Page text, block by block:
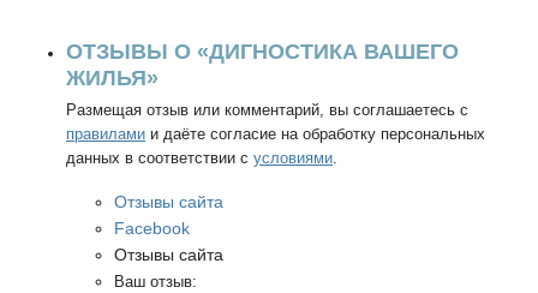
ОТЗЫВЫ О «ДИГНОСТИКА ВАШЕГО
ЖИЛЬЯ»
Размещая отзыв или комментарий, вы соглашаетесь с
правилами и даёте согласие на обработку персональных
данных в соответствии с условиями.
Отзывы сайта
Facebook
Отзывы сайта
Ваш отзыв: